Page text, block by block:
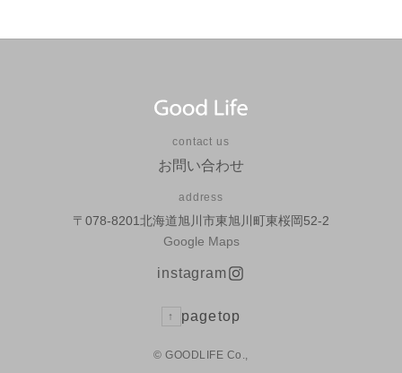
contact us
お問い合わせ
address
〒078-8201北海道旭川市東旭川町東桜岡52-2
Google Maps
instagram
↑ pagetop
© GOODLIFE Co.,